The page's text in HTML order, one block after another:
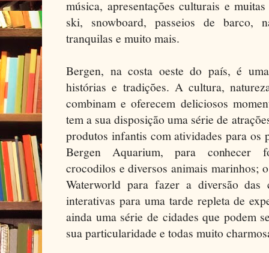
música, apresentações culturais e
ski, snowboard, passeios de barco,
tranquilas e muito mais.
Bergen, na costa oeste do país, é
histórias e tradições. A cultura,
combinam e oferecem deliciosos
tem a sua disposição uma série de
produtos infantis com atividades para os
Bergen Aquarium, para conhecer
crocodilos e diversos animais marinhos;
Waterworld para fazer a diversão das
interativas para uma tarde repleta de
ainda uma série de cidades que podem
sua particularidade e todas muito